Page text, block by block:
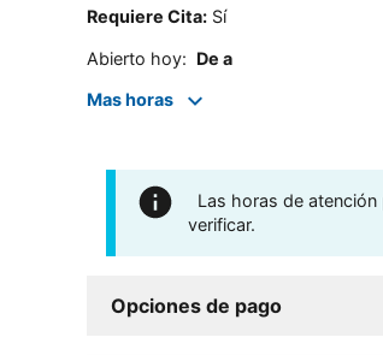
Requiere Cita: Sí
Abierto hoy: De a
Mas horas
Las horas de
verificar.
Opciones de pago